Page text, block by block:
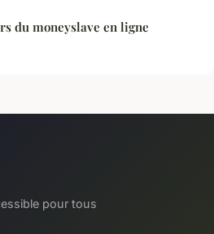
du moneyslave en ligne
pour tous